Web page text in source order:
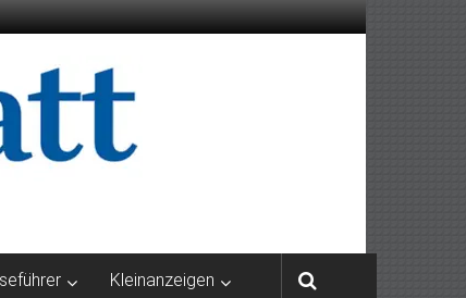
Kleinanzeigen